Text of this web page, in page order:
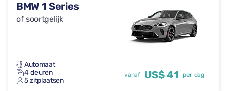
BMW 1 Series
of soortgelijk
Automaat
4 deuren
5 zitplaatsen
vanaf US$ 41 per dag